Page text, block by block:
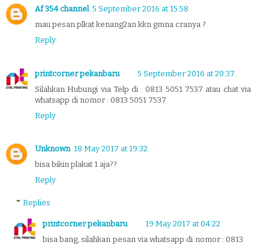
Af 354 channel 5 September 2016 at 15:58
mau pesan plkat kenang2an kkn gmna cranya ?
Reply
printcorner pekanbaru
5 September 2016 at 20:37
Silahkan Hubungi via Telp di : 0813 5051 7537 atau chat via
whatsapp di nomor : 0813 5051 7537
Reply
Unknown 18 May 2017 at 19:32
bisa bikin plakat 1 aja??
Reply
Replies
printcorner pekanbaru
19 May 2017 at 04:22
bisa bang, silahkan pesan via whatsapp di nomor : 0813